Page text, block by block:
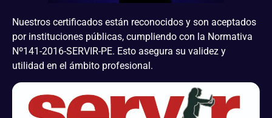
Nuestros certificados están reconocidos y son aceptados
por instituciones públicas, cumpliendo con la Normativa
Nº141-2016-SERVIR-PE. Esto asegura su validez y
utilidad en el ámbito profesional.